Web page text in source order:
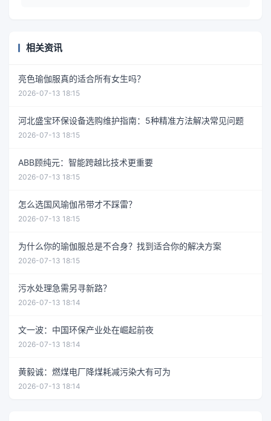
相关资讯
亮色瑜伽服真的适合所有女生吗？
2026-07-13 18:15
河北盛宝环保设备选购维护指南：5种精准方法解决常见问题
2026-07-13 18:15
ABB顾纯元：智能跨越比技术更重要
2026-07-13 18:15
怎么选国风瑜伽吊带才不踩雷？
2026-07-13 18:15
为什么你的瑜伽服总是不合身？找到适合你的解决方案
2026-07-13 18:15
污水处理急需另寻新路？
2026-07-13 18:14
文一波：中国环保产业处在崛起前夜
2026-07-13 18:14
黄毅诚：燃煤电厂降煤耗减污染大有可为
2026-07-13 18:14